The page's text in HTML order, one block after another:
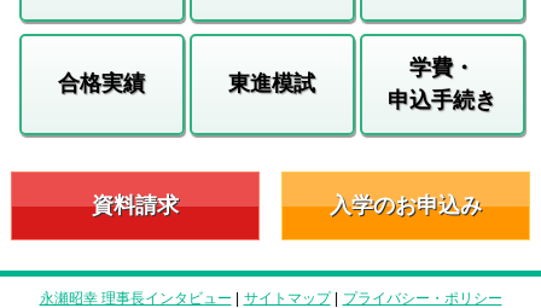
合格実績 東進模試
学費・
申込手続き
資料請求 入学のお申込み
永瀬昭幸 理事長インタビュー | サイトマップ| プライバシー・ポリシー